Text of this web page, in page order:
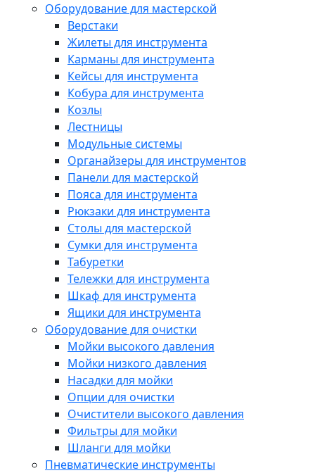
Оборудование для мастерской
Верстаки
Жилеты для инструмента
Карманы для инструмента
Кейсы для инструмента
Кобура для инструмента
Козлы
Лестницы
Модульные системы
Органайзеры для инструментов
Панели для мастерской
Пояса для инструмента
Рюкзаки для инструмента
Столы для мастерской
Сумки для инструмента
Табуретки
Тележки для инструмента
Шкаф для инструмента
Ящики для инструмента
Оборудование для очистки
Мойки высокого давления
Мойки низкого давления
Насадки для мойки
Опции для очистки
Очистители высокого давления
Фильтры для мойки
Шланги для мойки
Пневматические инструменты